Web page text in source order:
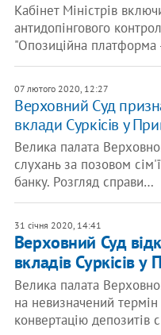
Кабінет Міністрів
антидопінгового
"Опозиційна платформа
07 лютого 2020, 12:27
Верховний Суд
вклади Суркісів у
Велика палата
слухань за позовом
банку. Розгляд справи…
31 січня 2020, 14:41
Верховний Суд
вкладів Суркісів у
Велика палата
на невизначений
конвертацію депозитів